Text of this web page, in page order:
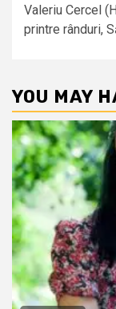
Valeriu Cercel
printre rânduri,
YOU MAY